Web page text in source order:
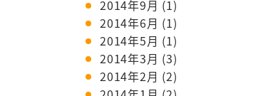
2014年9月 (1)
2014年6月 (1)
2014年5月 (1)
2014年3月 (3)
2014年2月 (2)